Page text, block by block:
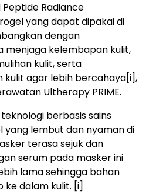
Peptide Radiance
yang dapat dipakai di
dengan
menjaga kelembapan kulit,
kulit, serta
kulit agar lebih bercahaya[i],
Ultherapy PRIME.
berbasis sains
yang lembut dan nyaman di
terasa sejuk dan
serum pada masker ini
lama sehingga bahan
dalam kulit. [i]